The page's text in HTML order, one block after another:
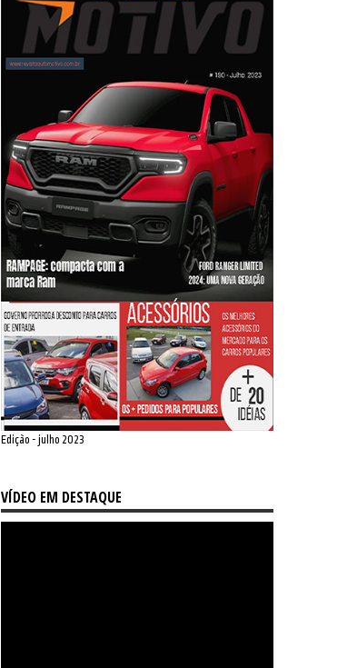
Edição - julho 2023
VÍDEO EM DESTAQUE